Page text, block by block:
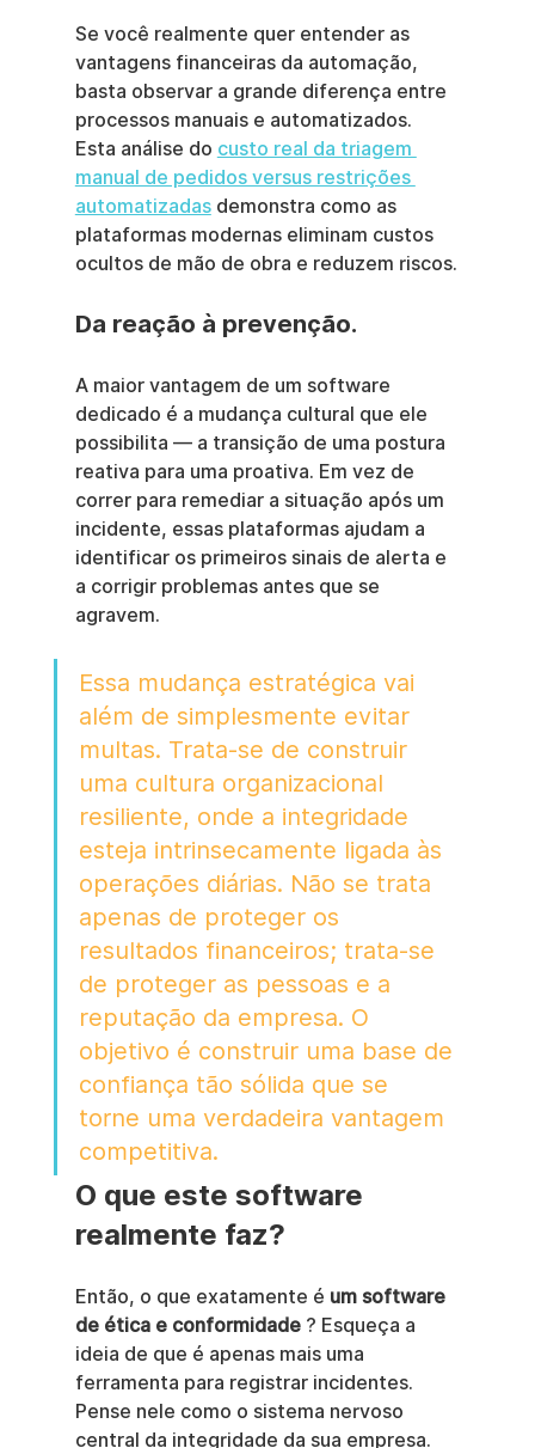
Se você realmente quer entender as
vantagens financeiras da automação,
basta observar a grande diferença entre
processos manuais e automatizados.
Esta análise do custo real da triagem
manual de pedidos versus restrições
automatizadas demonstra como as
plataformas modernas eliminam custos
ocultos de mão de obra e reduzem riscos.
Da reação à prevenção.
A maior vantagem de um software
dedicado é a mudança cultural que ele
possibilita — a transição de uma postura
reativa para uma proativa. Em vez de
correr para remediar a situação após um
incidente, essas plataformas ajudam a
identificar os primeiros sinais de alerta e
a corrigir problemas antes que se
agravem.
Essa mudança estratégica vai
além de simplesmente evitar
multas. Trata-se de construir
uma cultura organizacional
resiliente, onde a integridade
esteja intrinsecamente ligada às
operações diárias. Não se trata
apenas de proteger os
resultados financeiros; trata-se
de proteger as pessoas e a
reputação da empresa. O
objetivo é construir uma base de
confiança tão sólida que se
torne uma verdadeira vantagem
competitiva.
O que este software
realmente faz?
Então, o que exatamente é um software
de ética e conformidade ? Esqueça a
ideia de que é apenas mais uma
ferramenta para registrar incidentes.
Pense nele como o sistema nervoso
central da integridade da sua empresa.